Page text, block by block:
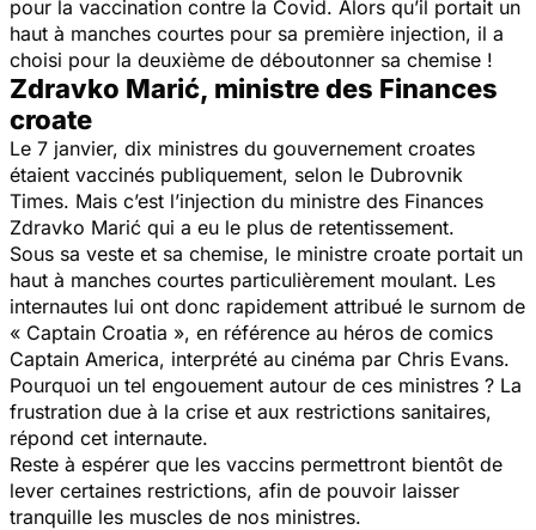
pour la vaccination contre la Covid. Alors qu’il portait un
haut à manches courtes pour sa première injection, il a
choisi pour la deuxième de déboutonner sa chemise !
Zdravko Marić, ministre des Finances
croate
Le 7 janvier, dix ministres du gouvernement croates
étaient vaccinés publiquement, selon le Dubrovnik
Times. Mais c’est l’injection du ministre des Finances
Zdravko Marić qui a eu le plus de retentissement.
Sous sa veste et sa chemise, le ministre croate portait un
haut à manches courtes particulièrement moulant. Les
internautes lui ont donc rapidement attribué le surnom de
« Captain Croatia », en référence au héros de comics
Captain America, interprété au cinéma par Chris Evans.
Pourquoi un tel engouement autour de ces ministres ? La
frustration due à la crise et aux restrictions sanitaires,
répond cet internaute.
Reste à espérer que les vaccins permettront bientôt de
lever certaines restrictions, afin de pouvoir laisser
tranquille les muscles de nos ministres.